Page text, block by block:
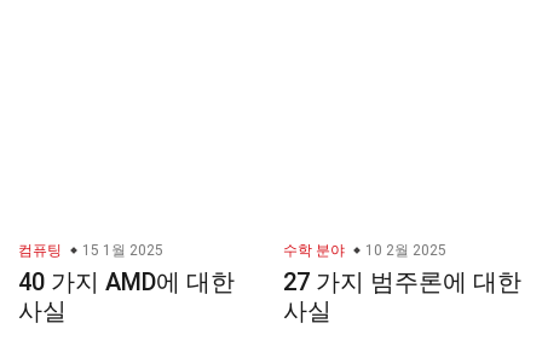
컴퓨팅 15 1월 2025
40 가지 AMD에 대한
사실
수학 분야 10 2월 2025
27 가지 범주론에 대한
사실